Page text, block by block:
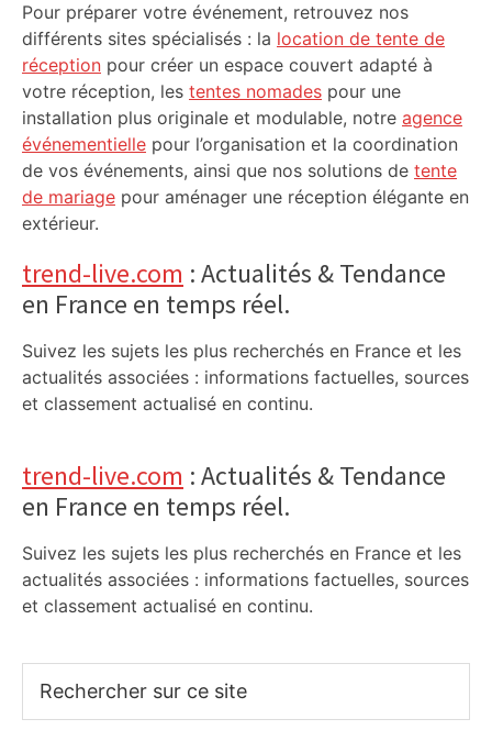
Pour préparer votre événement, retrouvez nos
différents sites spécialisés : la location de tente de
réception pour créer un espace couvert adapté à
votre réception, les tentes nomades pour une
installation plus originale et modulable, notre agence
événementielle pour l’organisation et la coordination
de vos événements, ainsi que nos solutions de tente
de mariage pour aménager une réception élégante en
extérieur.
trend-live.com : Actualités & Tendance
en France en temps réel.
Suivez les sujets les plus recherchés en France et les
actualités associées : informations factuelles, sources
et classement actualisé en continu.
trend-live.com : Actualités & Tendance
en France en temps réel.
Suivez les sujets les plus recherchés en France et les
actualités associées : informations factuelles, sources
et classement actualisé en continu.
sur